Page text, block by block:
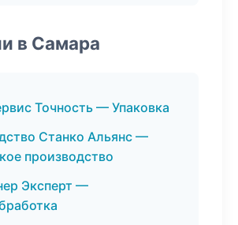
в Самара
Точность — Упаковка
Станко Альянс —
производство
Эксперт —